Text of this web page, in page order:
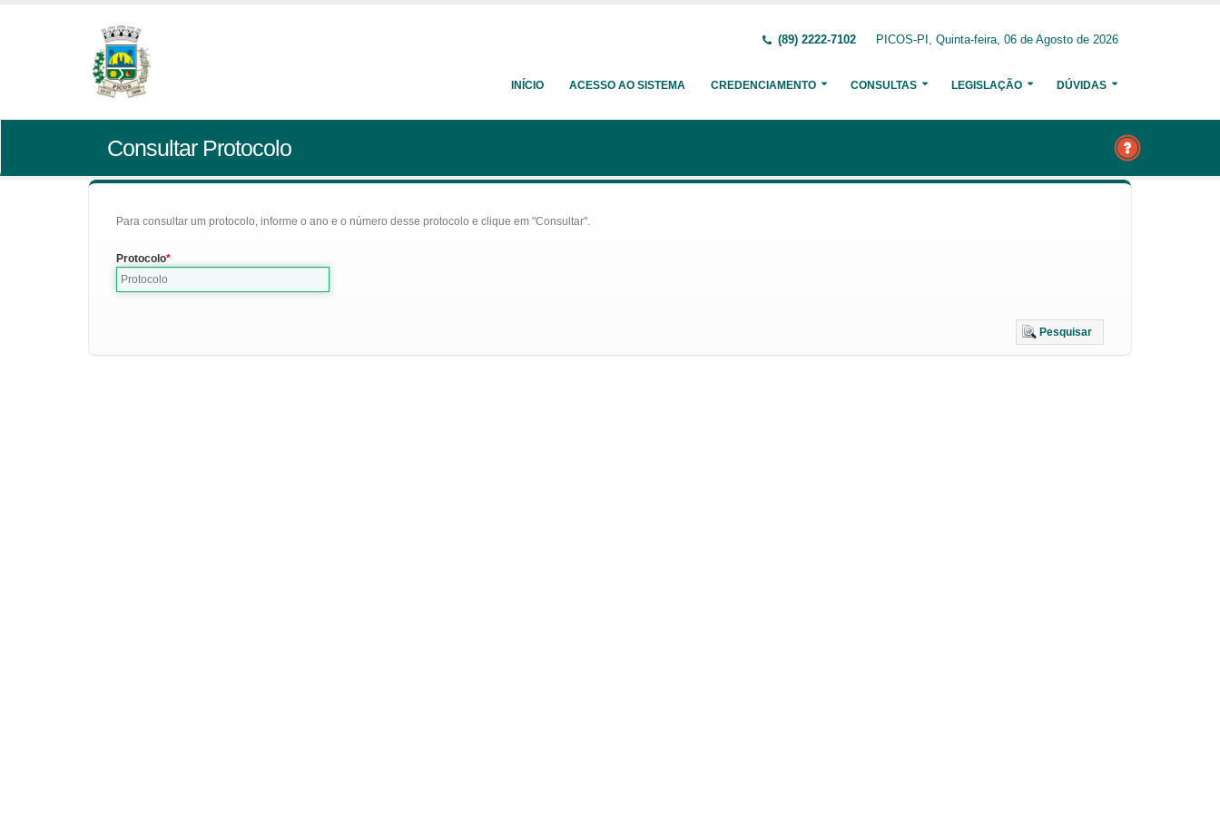
(89) 2222-7102 PICOS-PI, Quinta-feira, 06 de Agosto de 2026
INÍCIO ACESSO AO SISTEMA CREDENCIAMENTO CONSULTAS LEGISLAÇÃO DÚVIDAS
Consultar Protocolo
Para consultar um protocolo, informe o ano e o número desse protocolo e clique em "Consultar".
Protocolo
Pesquisar